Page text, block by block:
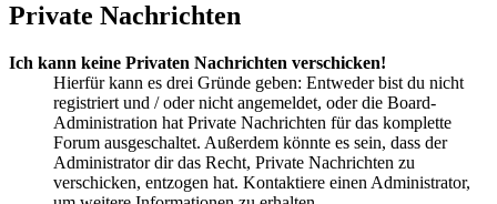
Private Nachrichten
Ich kann keine Privaten Nachrichten verschicken!
Hierfür kann es drei Gründe geben: Entweder bist du nicht
registriert und / oder nicht angemeldet, oder die Board-
Administration hat Private Nachrichten für das komplette
Forum ausgeschaltet. Außerdem könnte es sein, dass der
Administrator dir das Recht, Private Nachrichten zu
verschicken, entzogen hat. Kontaktiere einen Administrator,